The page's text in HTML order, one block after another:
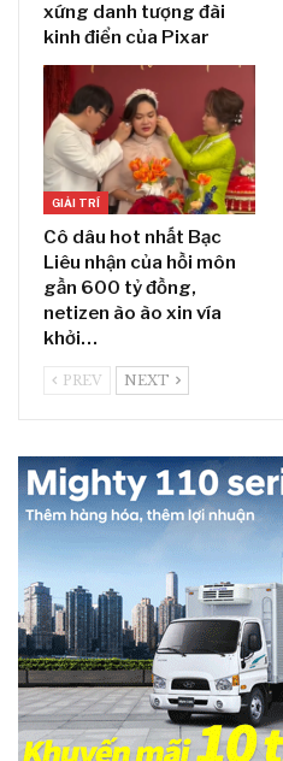
xứng danh tượng đài
kinh điển của Pixar
GIẢI TRÍ
Cô dâu hot nhất Bạc
Liêu nhận của hồi môn
gần 600 tỷ đồng,
netizen ào ào xin vía
khởi…
PREV NEXT